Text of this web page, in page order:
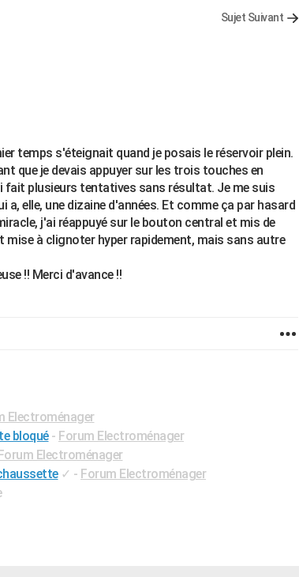
Sujet Suivant
temps s'éteignait quand je posais le réservoir plein.
que je devais appuyer sur les trois touches en
fait plusieurs tentatives sans résultat. Je me suis
a, elle, une dizaine d'années. Et comme ça par hasard
j'ai réappuyé sur le bouton central et mis de
mise à clignoter hyper rapidement, mais sans autre
!! Merci d'avance !!
Electroménager
bloqué - Forum Electroménager
Electroménager
✓ - Forum Electroménager